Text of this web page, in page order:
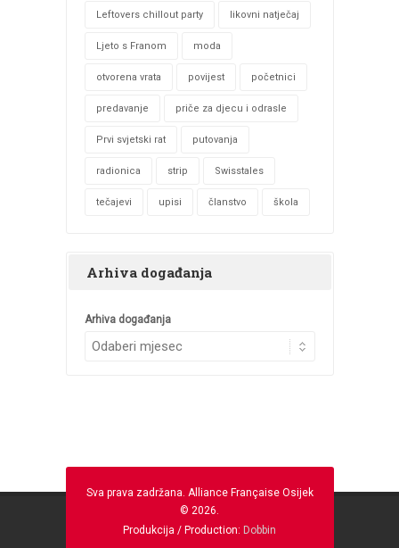
Leftovers chillout party likovni natječaj
Ljeto s Franom moda
otvorena vrata povijest početnici
predavanje priče za djecu i odrasle
Prvi svjetski rat putovanja
radionica strip Swisstales
tečajevi upisi članstvo škola
Arhiva događanja
Arhiva događanja
Sva prava zadržana. Alliance Française Osijek
© 2026.
Produkcija / Production: Dobbin